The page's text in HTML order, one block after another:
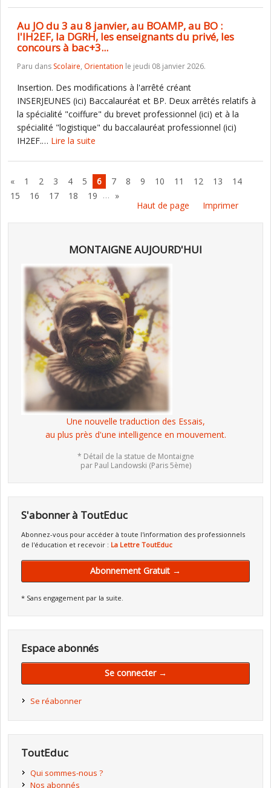
Au JO du 3 au 8 janvier, au BOAMP, au BO :
l'IH2EF, la DGRH, les enseignants du privé, les
concours à bac+3...
Paru dans Scolaire, Orientation le jeudi 08 janvier 2026.
Insertion. Des modifications à l'arrêté créant
INSERJEUNES (ici) Baccalauréat et BP. Deux arrêtés relatifs à
la spécialité "coiffure" du brevet professionnel (ici) et à la
spécialité "logistique" du baccalauréat professionnel (ici)
IH2EF.… Lire la suite
« 1 2 3 4 5 6 7 8 9 10 11 12 13
14
15
16 17 18 19 … »
Haut de page
Imprimer
MONTAIGNE AUJOURD'HUI
Une nouvelle traduction des Essais,
au plus près d'une intelligence en mouvement.
* Détail de la statue de Montaigne
par Paul Landowski (Paris 5ème)
S'abonner à ToutEduc
Abonnez-vous pour accéder à toute l'information des professionnels
de l'éducation et recevoir : La Lettre ToutEduc
Abonnement Gratuit →
* Sans engagement par la suite.
Espace abonnés
Se connecter →
Se réabonner
ToutEduc
Qui sommes-nous ?
Nos abonnés